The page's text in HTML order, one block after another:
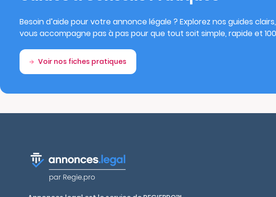
Besoin d’aide pour votre annonce légale ? Explorez nos guides
vous accompagne pas à pas pour que tout soit simple, rapide et
Voir nos fiches pratiques